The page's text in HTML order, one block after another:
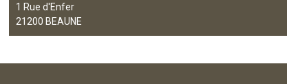
1 Rue d'Enfer
21200 BEAUNE